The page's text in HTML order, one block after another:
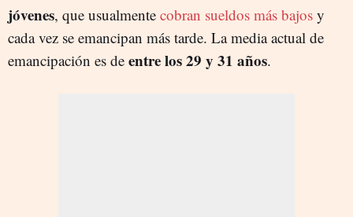
jóvenes, que usualmente cobran sueldos más bajos y
cada vez se emancipan más tarde. La media actual de
emancipación es de entre los 29 y 31 años.